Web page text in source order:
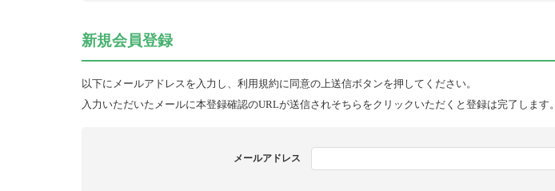
新規会員登録
以下にメールアドレスを入力し、利用規約に同意の上送信ボタンを押してください。
入力いただいたメールに本登録確認のURLが送信されそちらをクリックいただくと登録は完了します。
メールアドレス